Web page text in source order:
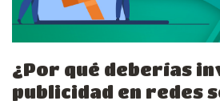
¿Por qué deberías
publicidad en redes